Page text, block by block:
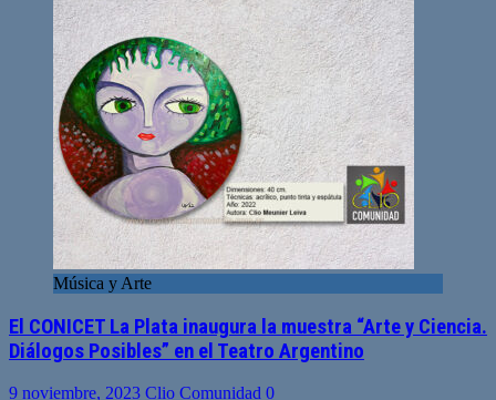
Música y Arte
El CONICET La Plata inaugura la muestra “Arte y Ciencia.
Diálogos Posibles” en el Teatro Argentino
9 noviembre, 2023 Clio Comunidad 0